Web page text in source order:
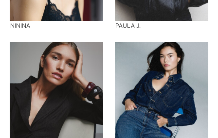
NININA PAULA J.